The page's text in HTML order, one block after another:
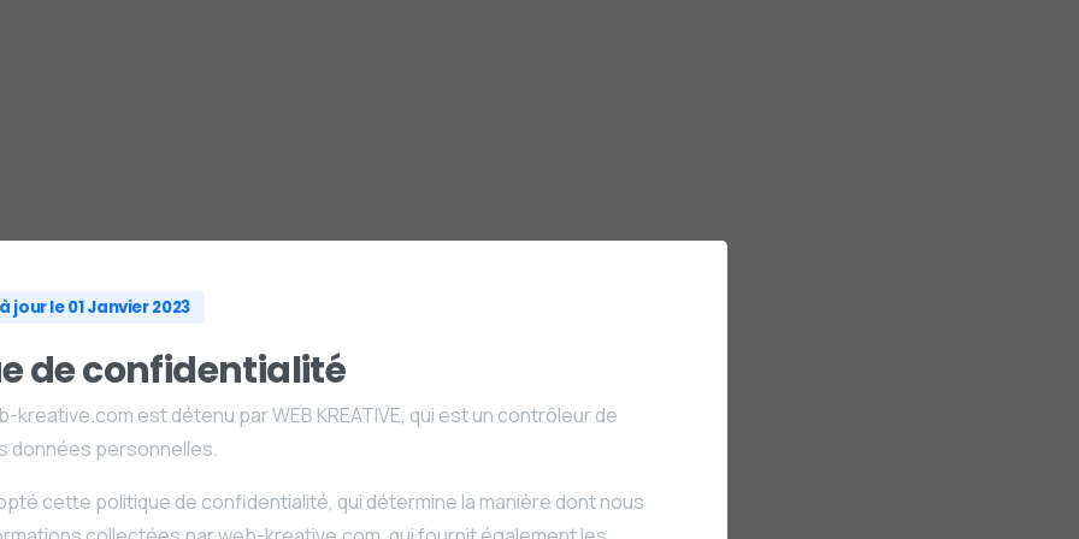
jour le 01 Janvier 2023
de confidentialité
kreative.com est détenu par WEB KREATIVE, qui est un contrôleur de
données personnelles.
cette politique de confidentialité, qui détermine la manière dont nous